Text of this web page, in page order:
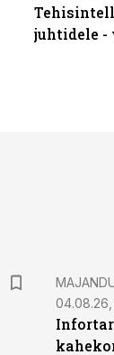
juhtidele -
04.08.26,